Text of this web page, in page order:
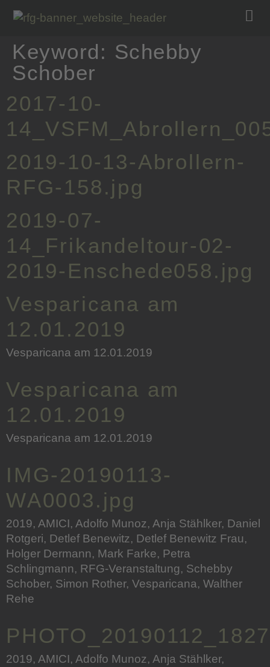
Keyword: Schebby
Schober
2017-10-
2019-10-13-Abrollern-
RFG-158.jpg
2019-07-
14_Frikandeltour-02-
2019-Enschede058.jpg
Vesparicana am
12.01.2019
Vesparicana am 12.01.2019
Vesparicana am
12.01.2019
Vesparicana am 12.01.2019
IMG-20190113-
WA0003.jpg
2019, AMICI, Adolfo Munoz, Anja Stählker, Daniel
Rotgeri, Detlef Benewitz, Detlef Benewitz Frau,
Holger Dermann, Mark Farke, Petra
Schlingmann, RFG-Veranstaltung, Schebby
Schober, Simon Rother, Vesparicana, Walther
Rehe
2019, AMICI, Adolfo Munoz, Anja Stählker,